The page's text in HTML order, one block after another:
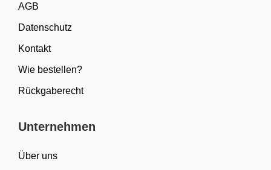
AGB
Datenschutz
Kontakt
Wie bestellen?
Rückgaberecht
Unternehmen
Über uns